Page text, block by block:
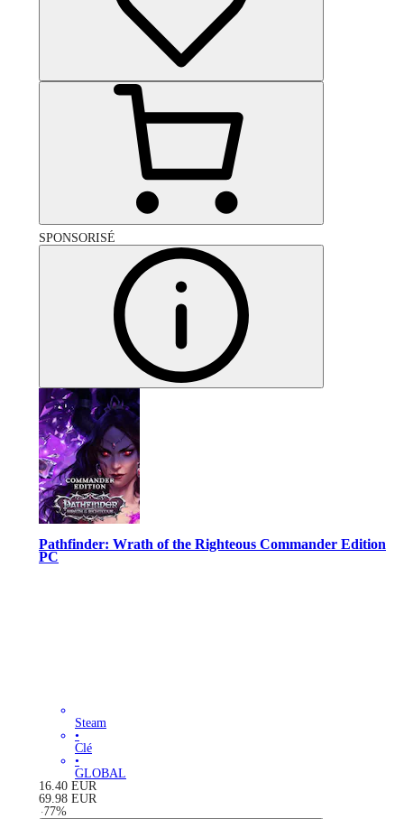
SPONSORISÉ
Pathfinder: Wrath of the Righteous Commander Edition
PC
Steam
•
Clé
•
GLOBAL
16.40 EUR
69.98 EUR
-77%